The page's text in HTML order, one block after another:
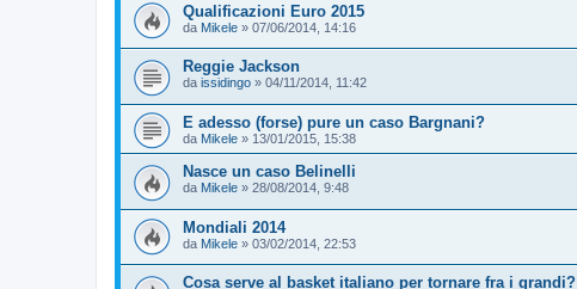
Qualificazioni Euro 2015
da Mikele » 07/06/2014, 14:16
Reggie Jackson
da issidingo » 04/11/2014, 11:42
E adesso (forse) pure un caso Bargnani?
da Mikele » 13/01/2015, 15:38
Nasce un caso Belinelli
da Mikele » 28/08/2014, 9:48
Mondiali 2014
da Mikele » 03/02/2014, 22:53
Cosa serve al basket italiano per tornare fra i grandi?